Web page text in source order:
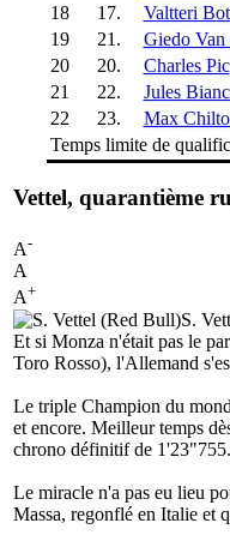
18
17. Valtteri
19
21. Giedo Van
20
20. Charles Pic
21
22. Jules
22
23. Max
Temps limite de
Vettel, quarantième
A-
A
A+
S.
Et si Monza n'était pas le
Toro Rosso), l'Allemand
Le triple Champion du
et encore. Meilleur temps
chrono définitif de 1'23"755.
Le miracle n'a pas eu lieu
Massa, regonflé en Italie et